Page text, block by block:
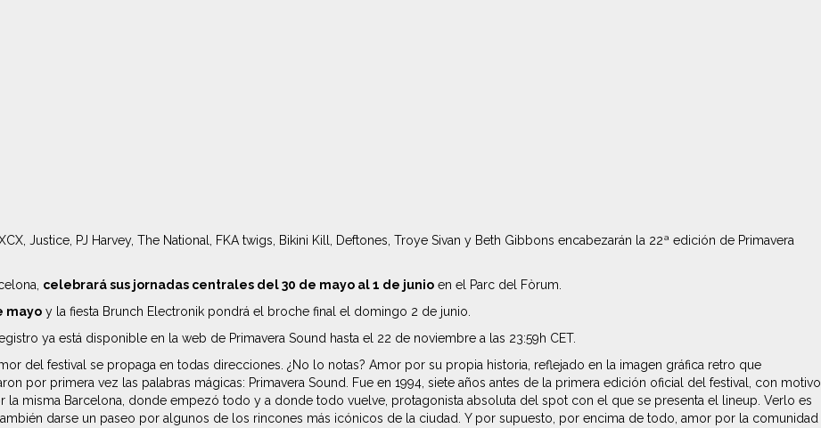
Justice, PJ Harvey, The National, FKA twigs, Bikini Kill, Deftones, Troye Sivan y Beth Gibbons encabezarán la 22ª edición de Primavera
celebrará sus jornadas centrales del 30 de mayo al 1 de junio en el Parc del Fòrum.
mayo y la fiesta Brunch Electronik pondrá el broche final el domingo 2 de junio.
ya está disponible en la web de Primavera Sound hasta el 22 de noviembre a las 23:59h CET.
del festival se propaga en todas direcciones. ¿No lo notas? Amor por su propia historia, reflejado en la imagen gráfica retro que
por primera vez las palabras mágicas: Primavera Sound. Fue en 1994, siete años antes de la primera edición oficial del festival, con motivo
la misma Barcelona, donde empezó todo y a donde todo vuelve, protagonista absoluta del spot con el que se presenta el lineup. Verlo es
darse un paseo por algunos de los rincones más icónicos de la ciudad. Y por supuesto, por encima de todo, amor por la comunidad